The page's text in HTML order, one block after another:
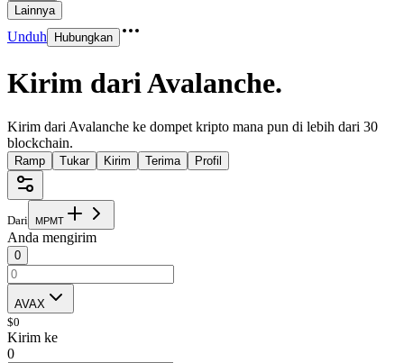
Lainnya
Unduh Hubungkan
Kirim dari Avalanche.
Kirim dari Avalanche ke dompet kripto mana pun di lebih dari 30
blockchain.
Ramp Tukar Kirim Terima Profil
Dari MPMT
Anda mengirim
0
AVAX
$0
Kirim ke
0